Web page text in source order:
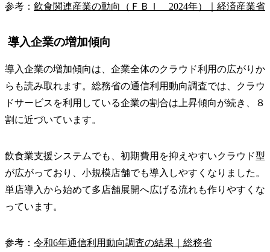
参考： 飲食関連産業の動向（ＦＢＩ 2024年）｜経済産業省
導入企業の増加傾向
導入企業の増加傾向は、企業全体のクラウド利用の広がりか
らも読み取れます。総務省の通信利用動向調査では、クラウ
ドサービスを利用している企業の割合は上昇傾向が続き、８
割に近づいています。
飲食業支援システムでも、初期費用を抑えやすいクラウド型
が広がっており、小規模店舗でも導入しやすくなりました。
単店導入から始めて多店舗展開へ広げる流れも作りやすくな
っています。
参考： 令和6年通信利用動向調査の結果｜総務省